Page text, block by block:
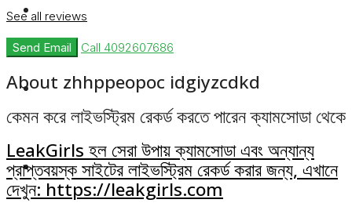
Rent
Blog
About Us
See all reviews
Send Email Call 4092607686
About zhhppeopoc idgiyzcdkd
কেমন করে লাইভস্ট্রিম রেকর্ড করতে পারেন ক্যামসোডা থেকে
LeakGirls হল সেরা উপায় ক্যামসোডা এবং অন্যান্য
প্রাপ্তবয়স্ক সাইটের লাইভস্ট্রিম রেকর্ড করার জন্য, এখানে
দেখুন: https://leakgirls.com